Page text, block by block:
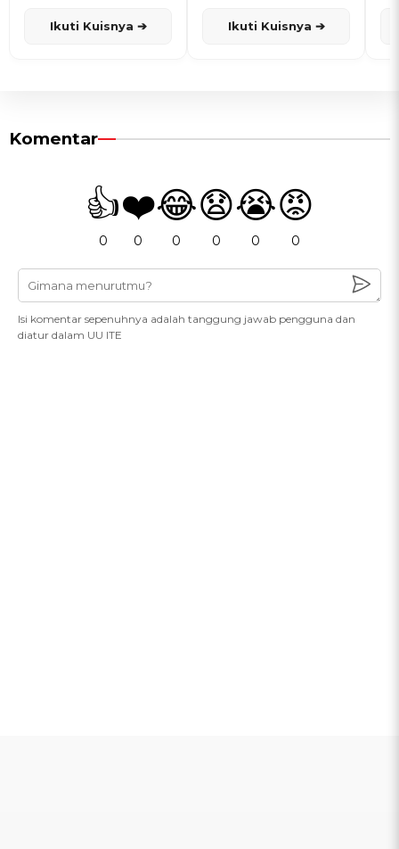
Ikuti Kuisnya ➔ Ikuti Kuisnya ➔
Komentar
👍
0
❤️
0
😂
0
😧
0
😭
0
😡
0
Isi komentar sepenuhnya adalah tanggung jawab pengguna dan
diatur dalam UU ITE